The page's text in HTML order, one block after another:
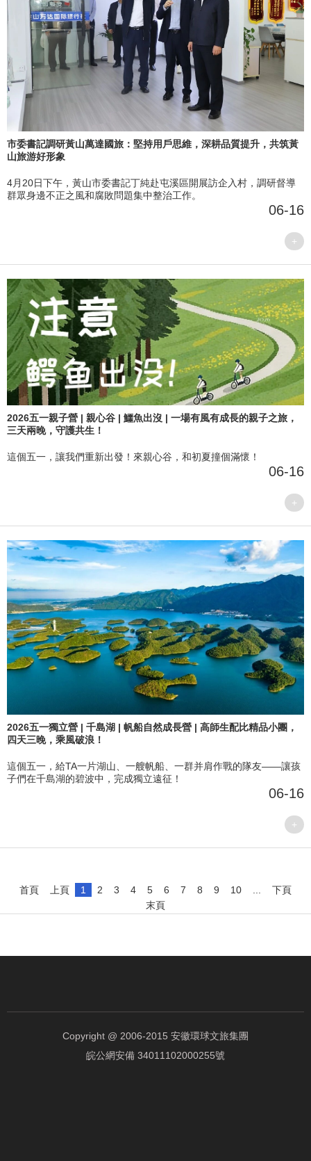
市委書記調研黃山萬達國旅：堅持用戶思維，深耕品質提升，共筑黃
山旅游好形象
4月20日下午，黃山市委書記丁純赴屯溪區開展訪企入村，調研督導
群眾身邊不正之風和腐敗問題集中整治工作。
06-16
+
2026五一親子營 | 親心谷 | 鱷魚出沒 | 一場有風有成長的親子之旅，
三天兩晚，守護共生！
這個五一，讓我們重新出發！來親心谷，和初夏撞個滿懷！
06-16
+
2026五一獨立營 | 千島湖 | 帆船自然成長營 | 高師生配比精品小團，
四天三晚，乘風破浪！
這個五一，給TA一片湖山、一艘帆船、一群并肩作戰的隊友——讓孩
子們在千島湖的碧波中，完成獨立遠征！
06-16
+
首頁 上頁 1 2 3 4 5 6 7 8 9 10
下頁
末頁
Copyright @ 2006-2015 安徽環球文旅集團
皖公網安備 34011102000255號